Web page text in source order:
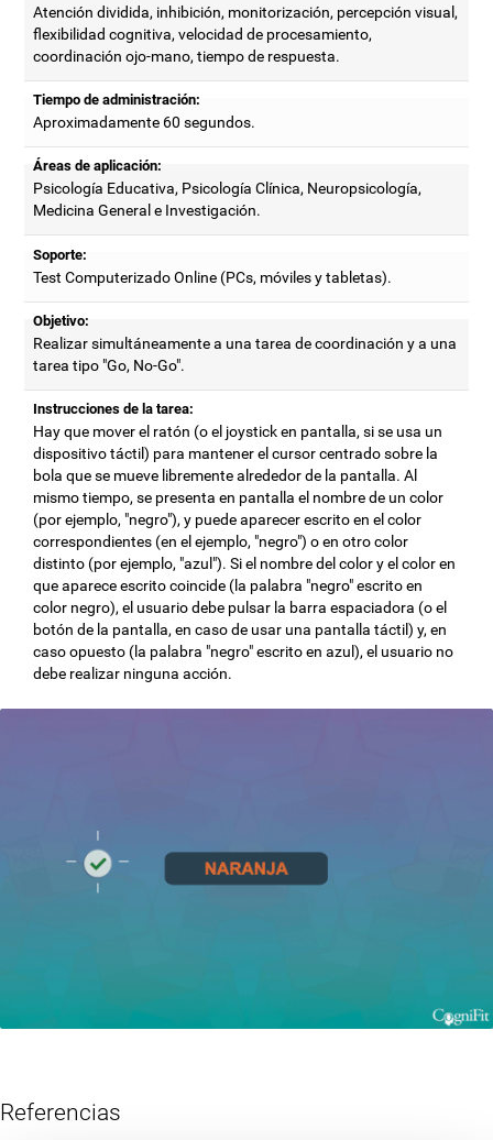
Atención dividida, inhibición, monitorización, percepción visual,
flexibilidad cognitiva, velocidad de procesamiento,
coordinación ojo-mano, tiempo de respuesta.
Tiempo de administración:
Aproximadamente 60 segundos.
Áreas de aplicación:
Psicología Educativa, Psicología Clínica, Neuropsicología,
Medicina General e Investigación.
Soporte:
Test Computerizado Online (PCs, móviles y tabletas).
Objetivo:
Realizar simultáneamente a una tarea de coordinación y a una
tarea tipo "Go, No-Go".
Instrucciones de la tarea:
Hay que mover el ratón (o el joystick en pantalla, si se usa un
dispositivo táctil) para mantener el cursor centrado sobre la
bola que se mueve libremente alrededor de la pantalla. Al
mismo tiempo, se presenta en pantalla el nombre de un color
(por ejemplo, "negro"), y puede aparecer escrito en el color
correspondientes (en el ejemplo, "negro") o en otro color
distinto (por ejemplo, "azul"). Si el nombre del color y el color en
que aparece escrito coincide (la palabra "negro" escrito en
color negro), el usuario debe pulsar la barra espaciadora (o el
botón de la pantalla, en caso de usar una pantalla táctil) y, en
caso opuesto (la palabra "negro" escrito en azul), el usuario no
debe realizar ninguna acción.
Referencias